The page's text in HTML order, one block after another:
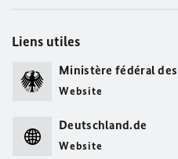
Liens utiles
Ministère fédéral
Website
Deutschland.de
Website